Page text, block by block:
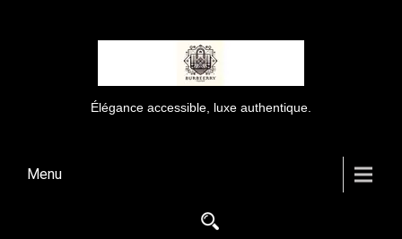
Élégance accessible, luxe authentique.
Menu